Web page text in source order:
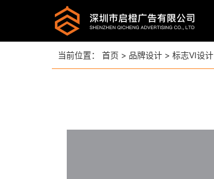
当前位置： 首页 > 品牌设计 > 标志VI设计